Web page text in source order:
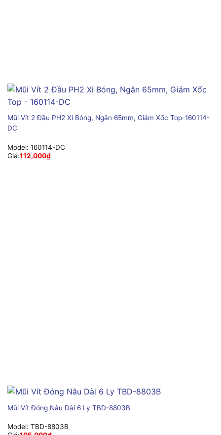
Mũi Vít 2 Đầu PH2 Xi Bóng, Ngắn 65mm, Giảm Xốc Top-160114-
DC
Model: 160114-DC
Giá:112,000₫
Mũi Vít Đóng Nâu Dài 6 Ly TBD-8803B
Model: TBD-8803B